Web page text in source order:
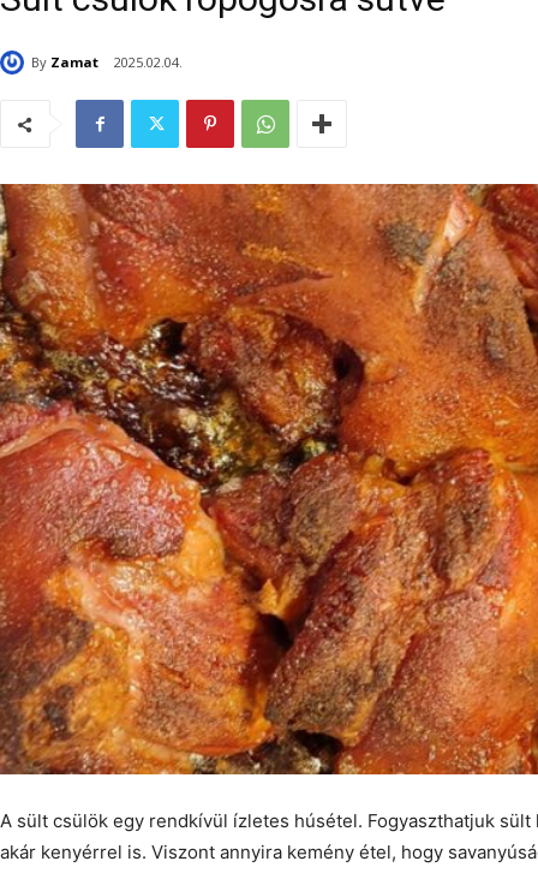
By Zamat 2025.02.04.
A sült csülök egy rendkívül ízletes húsétel. Fogyaszthatjuk
akár kenyérrel is. Viszont annyira kemény étel, hogy